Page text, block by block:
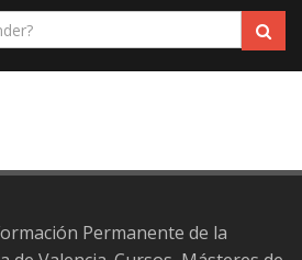
Permanente de la